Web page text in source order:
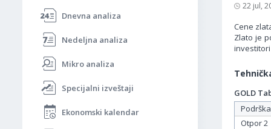
Dnevna analiza
Nedeljna analiza
Mikro analiza
Specijalni izveštaji
Ekonomski kalendar
22 jul,
Cene
Zlato je
GOLD
Otpor 2